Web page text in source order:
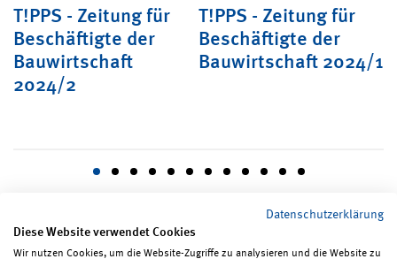
T!PPS - Zeitung für
Beschäftigte der
Bauwirtschaft
2024/2
T!PPS - Zeitung für
Beschäftigte der
Bauwirtschaft 2024/1
Datenschutzerklärung
Diese Website verwendet Cookies
Wir nutzen Cookies, um die Website-Zugriffe zu analysieren und die Website zu